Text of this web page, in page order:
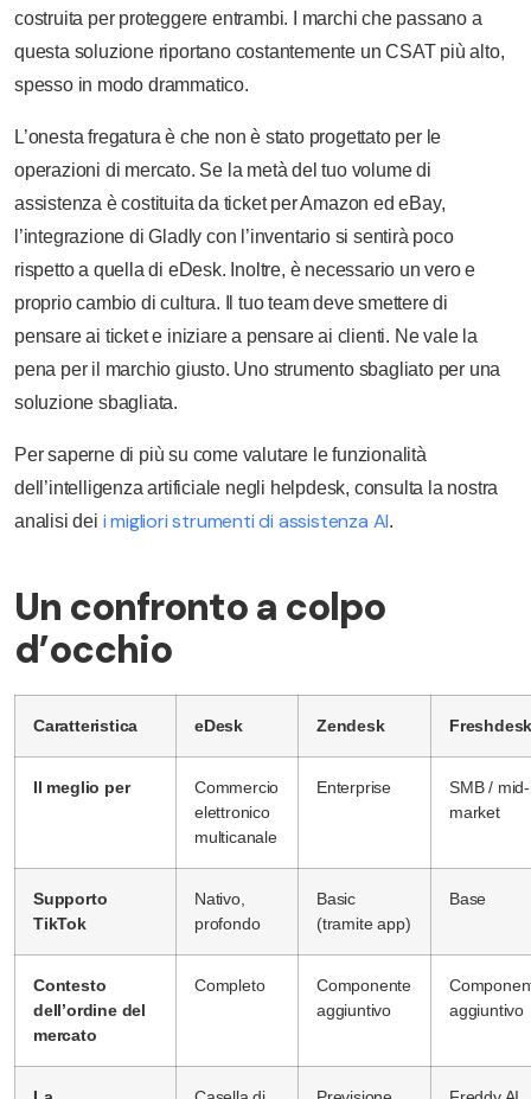
costruita per proteggere entrambi. I marchi che passano a
questa soluzione riportano costantemente un CSAT più alto,
spesso in modo drammatico.
L’onesta fregatura è che non è stato progettato per le
operazioni di mercato. Se la metà del tuo volume di
assistenza è costituita da ticket per Amazon ed eBay,
l’integrazione di Gladly con l’inventario si sentirà poco
rispetto a quella di eDesk. Inoltre, è necessario un vero e
proprio cambio di cultura. Il tuo team deve smettere di
pensare ai ticket e iniziare a pensare ai clienti. Ne vale la
pena per il marchio giusto. Uno strumento sbagliato per una
soluzione sbagliata.
Per saperne di più su come valutare le funzionalità
dell’intelligenza artificiale negli helpdesk, consulta la nostra
analisi dei i migliori strumenti di assistenza AI.
Un confronto a colpo
d’occhio
Caratteristica eDesk Zendesk
Il meglio per
Commercio
elettronico
multicanale
Enterprise
SMB / mid-
market
Supporto
TikTok
Nativo,
profondo
Basic
(tramite app)
Base
Contesto
dell’ordine del
mercato
Completo
Componente
aggiuntivo
aggiuntivo